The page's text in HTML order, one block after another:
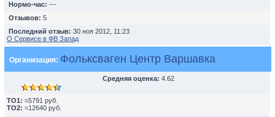
Нормо-час: ---
Отзывов: 5
Последний отзыв: 30 ноя 2012, 11:23
О Сервисе в ФВ Запад
Организация: Фольксваген Центр Варшавка
Средняя оценка: 4.62
TO1: ≈5791 руб.
TO2: ≈12640 руб.